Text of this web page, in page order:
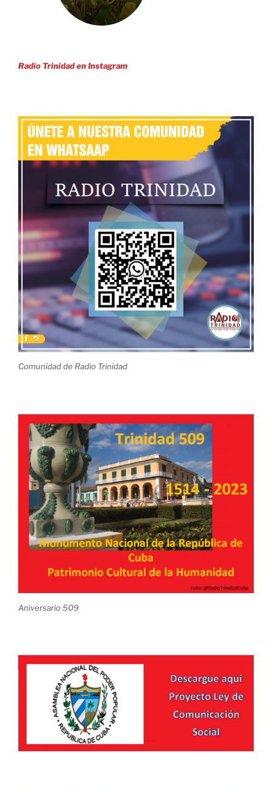
Radio Trinidad en Instagram
Comunidad de Radio Trinidad
Aniversario 509